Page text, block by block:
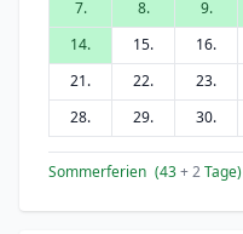
7.
8. 9.
14.
15. 16.
21.
22. 23.
28.
29. 30.
Sommerferien (43+ 2Tage)